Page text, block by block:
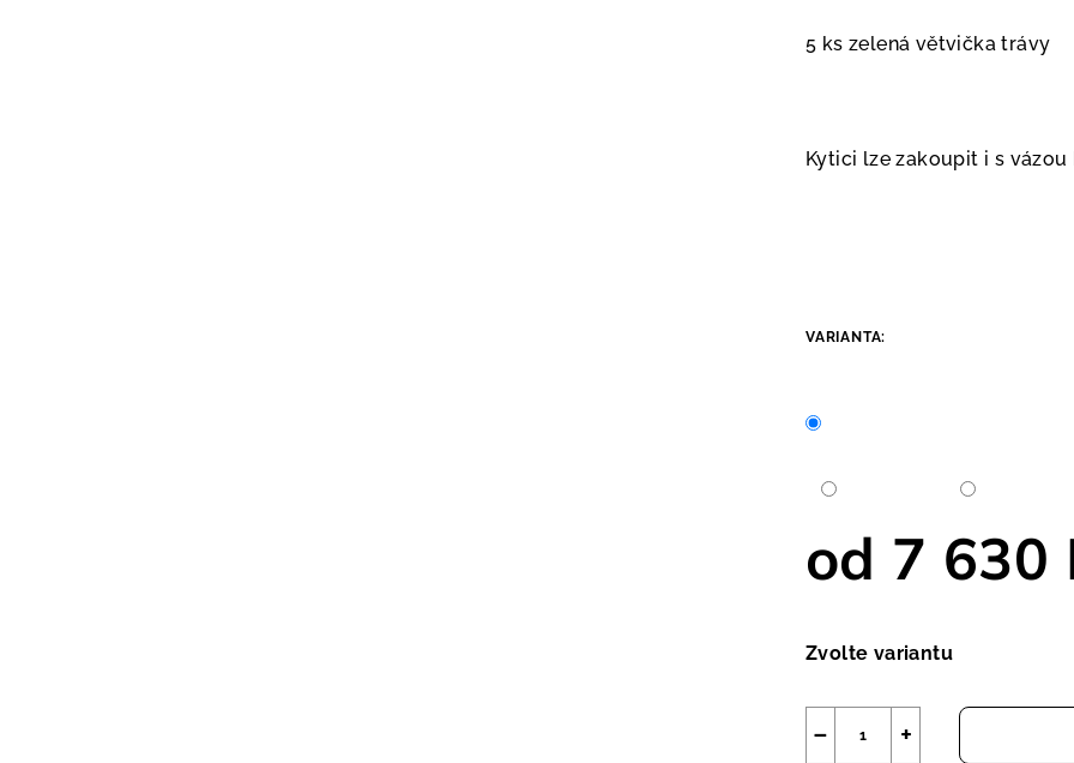
5 ks zelená větvička trávy
Kytici lze zakoupit i s vázou
VARIANTA:
od 7 630
cena:
Zvolte variantu
+
−